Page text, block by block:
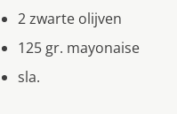
2 zwarte olijven
125 gr. mayonaise
sla.